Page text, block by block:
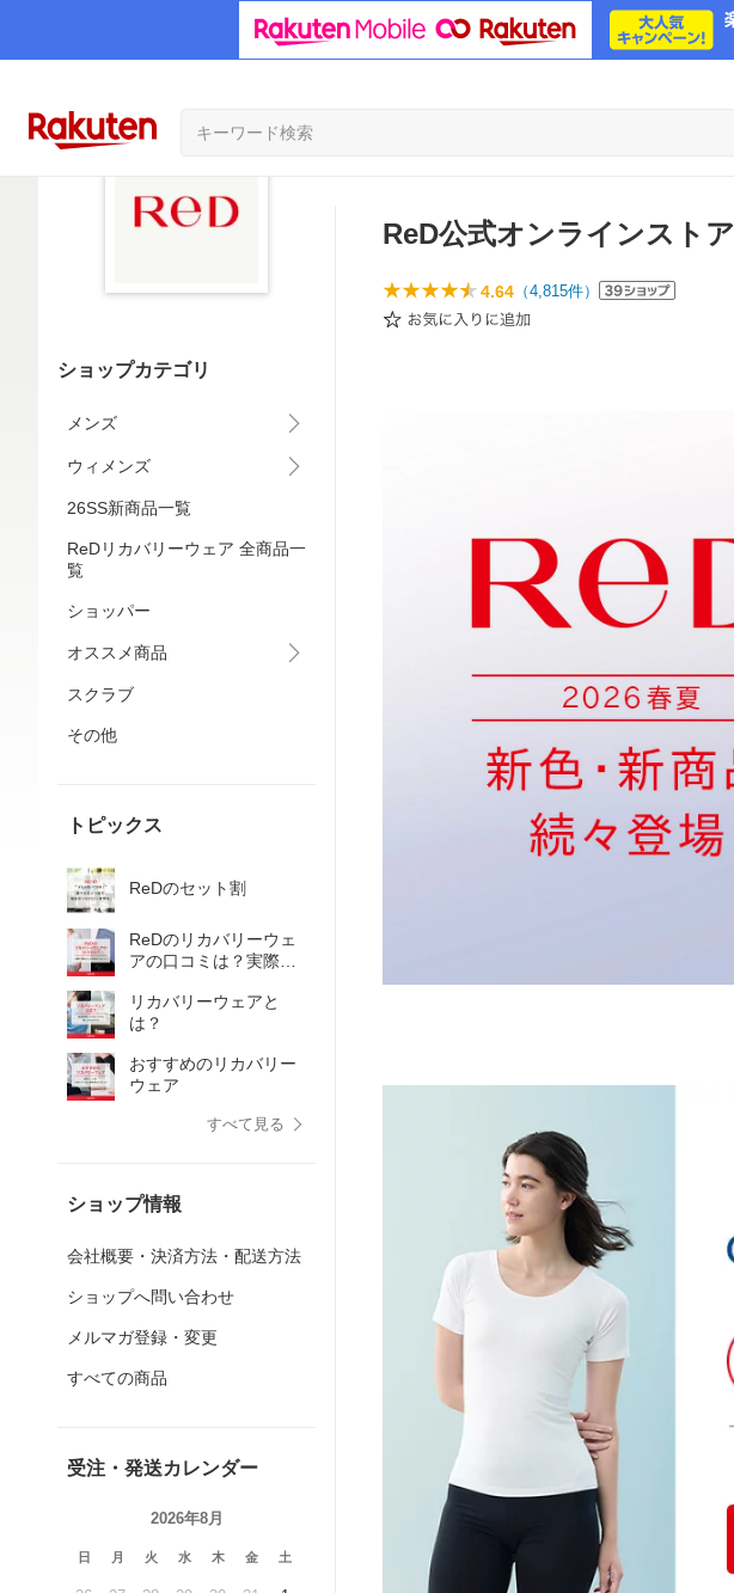
ショップカテゴリ
メンズ
ウィメンズ
26SS新商品一覧
ReDリカバリーウェア 全商品一
覧
ショッパー
オススメ商品
スクラブ
その他
トピックス
ReDのセット割
ReDのリカバリーウェ
アの口コミは？実際に
ビュー
リカバリーウェアと
は？
おすすめのリカバリー
ウェア
すべて見る
ショップ情報
会社概要・決済方法・配送方法
ショップへ問い合わせ
メルマガ登録・変更
すべての商品
受注・発送カレンダー
2026年8月
日 月 火 水 木 金 土
ReD公式オンラインストア
4.64 （4,815件）